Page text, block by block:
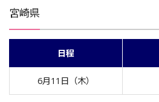
宮崎県
日程
6月11日（木）